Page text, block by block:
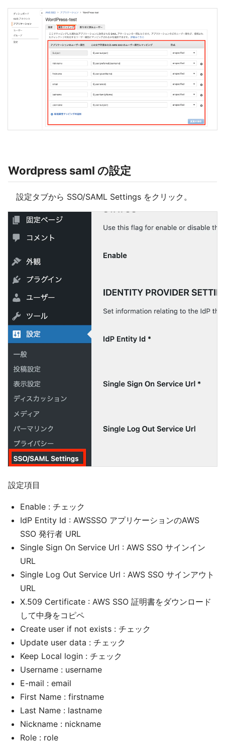
Wordpress saml の設定
設定タブから SSO/SAML Settings をクリック。
設定項目
Enable : チェック
IdP Entity Id : AWSSSO アプリケーションのAWS
SSO 発行者 URL
Single Sign On Service Url : AWS SSO サインイン
URL
Single Log Out Service Url : AWS SSO サインアウト
URL
X.509 Certificate : AWS SSO 証明書をダウンロード
して中身をコピペ
Create user if not exists : チェック
Update user data : チェック
Keep Local login : チェック
Username : username
E-mail : email
First Name : firstname
Last Name : lastname
Nickname : nickname
Role : role